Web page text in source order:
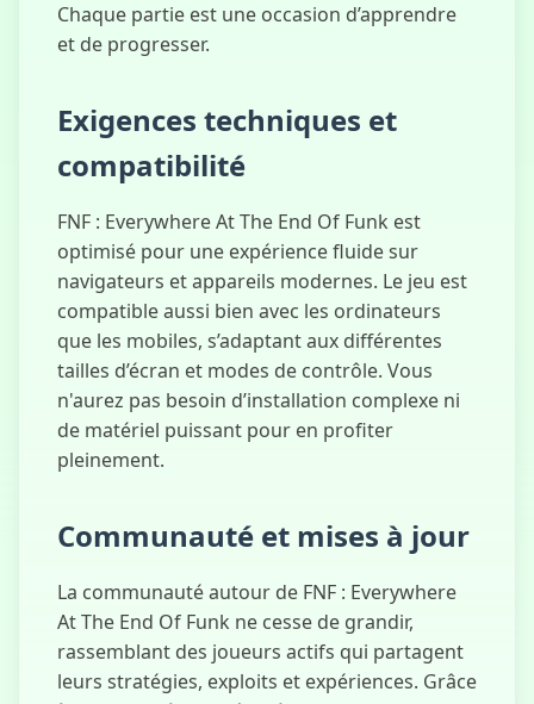
Chaque partie est une occasion d’apprendre
et de progresser.
Exigences techniques et
compatibilité
FNF : Everywhere At The End Of Funk est
optimisé pour une expérience fluide sur
navigateurs et appareils modernes. Le jeu est
compatible aussi bien avec les ordinateurs
que les mobiles, s’adaptant aux différentes
tailles d’écran et modes de contrôle. Vous
n'aurez pas besoin d’installation complexe ni
de matériel puissant pour en profiter
pleinement.
Communauté et mises à jour
La communauté autour de FNF : Everywhere
At The End Of Funk ne cesse de grandir,
rassemblant des joueurs actifs qui partagent
leurs stratégies, exploits et expériences. Grâce